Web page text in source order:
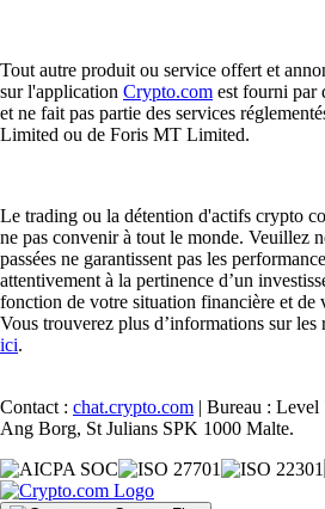
Tout autre produit ou service offert et
sur l'application Crypto.com est fourni par
et ne fait pas partie des services
Limited ou de Foris MT Limited.
Le trading ou la détention d'actifs crypto
ne pas convenir à tout le monde. Veuillez
passées ne garantissent pas les
attentivement à la pertinence d’un
fonction de votre situation financière et de
Vous trouverez plus d’informations sur
ici.
Contact : chat.crypto.com | Bureau :
Ang Borg, St Julians SPK 1000 Malte.